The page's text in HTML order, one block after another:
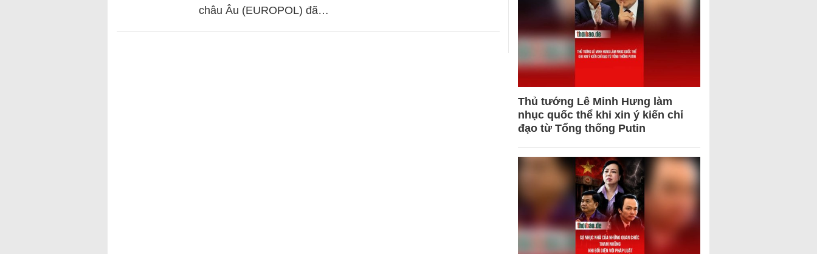
châu Âu (EUROPOL) đã…
Thủ tướng Lê Minh Hưng làm
nhục quốc thể khi xin ý kiến chỉ
đạo từ Tổng thống Putin